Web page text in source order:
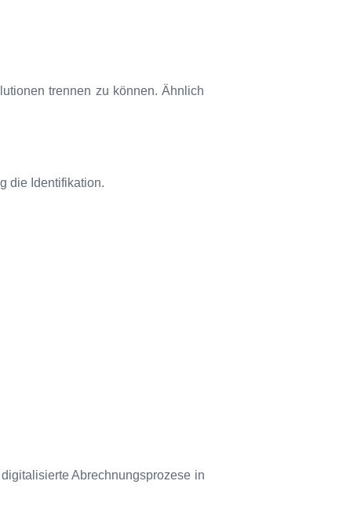
trennen zu können. Ähnlich
die Identifikation.
Abrechnungsprozese in